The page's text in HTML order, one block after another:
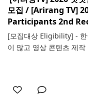
모집 / [Arirang TV]
Participants 2nd
[모집대상 Eligibility] - 한
이 많고 영상 콘텐츠 제